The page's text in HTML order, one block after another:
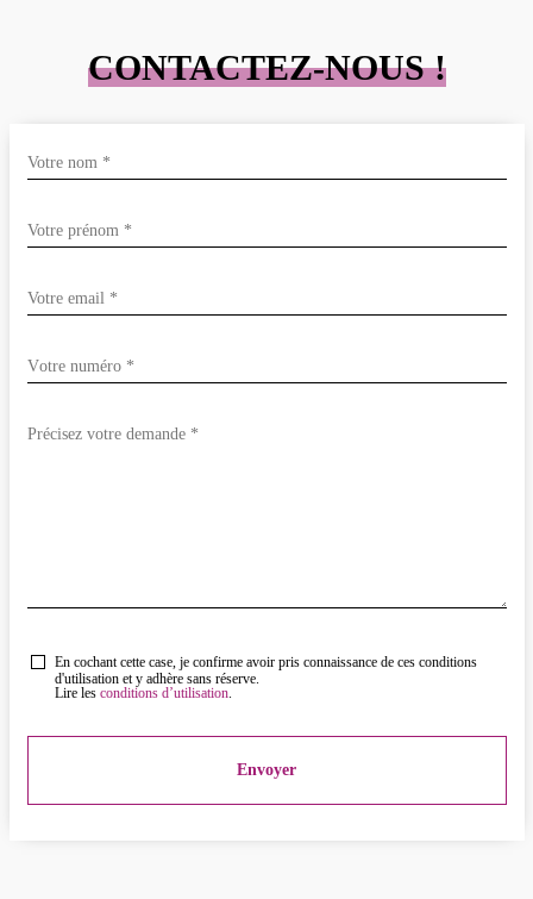
CONTACTEZ-NOUS !
En cochant cette case, je confirme avoir pris connaissance de ces conditions
d'utilisation et y adhère sans réserve.
Lire les conditions d’utilisation.